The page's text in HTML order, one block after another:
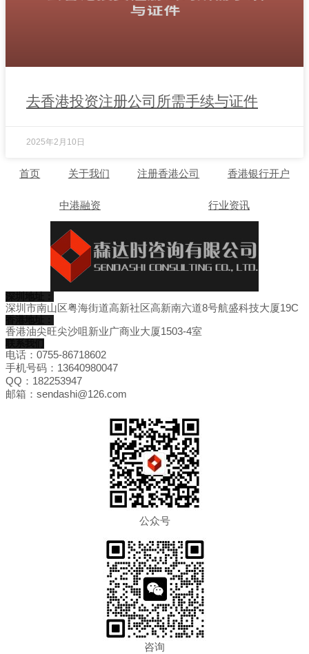
去香港投资注册公司所需手续与证件
2025年2月10日
首页 关于我们 注册香港公司 香港银行开户
中港融资 行业资讯
深圳市南山区粤海街道高新社区高新南六道8号航盛科技大厦19C
香港油尖旺尖沙咀新业广商业大厦1503-4室
电话：0755-86718602
手机号码：13640980047
QQ：182253947
邮箱：sendashi@126.com
公众号
咨询